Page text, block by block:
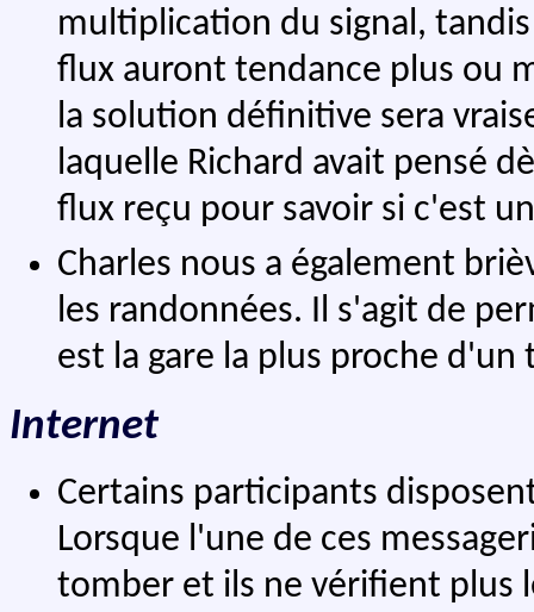
multiplication du signal,
flux auront tendance plus ou
la solution définitive sera
laquelle Richard avait pensé
flux reçu pour savoir si c'est
Charles nous a également
les randonnées. Il s'agit de
est la gare la plus proche
Internet
Certains participants
Lorsque l'une de ces
tomber et ils ne vérifient plus